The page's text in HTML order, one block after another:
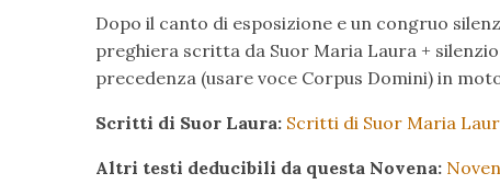
Dopo il canto di esposizione e un congruo
preghiera scritta da Suor Maria Laura +
precedenza (usare voce Corpus Domini) in
Scritti di Suor Laura: Scritti di Suor Maria
Altri testi deducibili da questa Novena: